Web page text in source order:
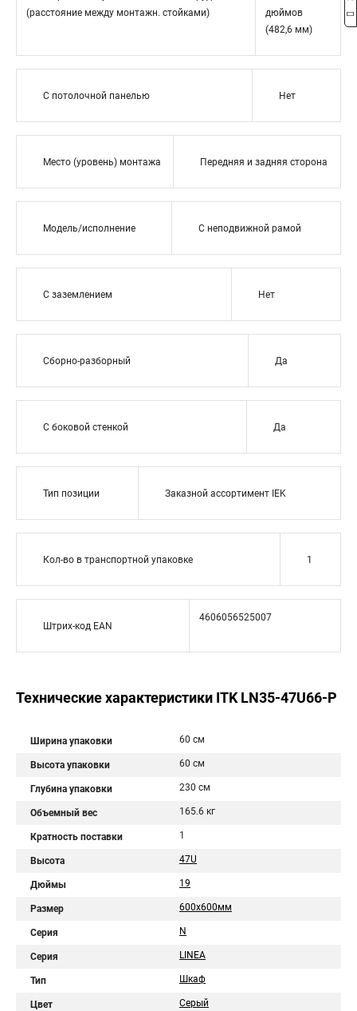
(расстояние между монтажн. стойками)
дюймов
(482,6 мм)
С потолочной панелью Нет
Место (уровень) монтажа Передняя и задняя сторона
Модель/исполнение С неподвижной рамой
С заземлением Нет
Сборно-разборный Да
С боковой стенкой Да
Тип позиции Заказной ассортимент IEK
Кол-во в транспортной упаковке 1
Штрих-код EAN
4606056525007
Технические характеристики ITK LN35-47U66-P
Ширина упаковки 60 см
Высота упаковки 60 см
Глубина упаковки 230 см
Объемный вес 165.6 кг
Кратность поставки 1
Высота 47U
Дюймы 19
Размер 600х600мм
Серия N
Серия LINEA
Тип Шкаф
Цвет Серый